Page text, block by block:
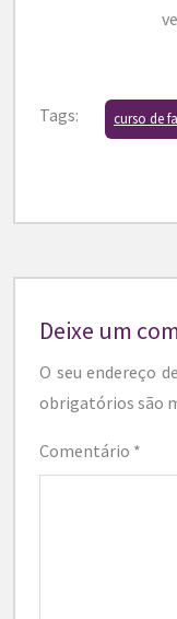
Tags: curso de
Deixe um
O seu endereço
obrigatórios são
Comentário *